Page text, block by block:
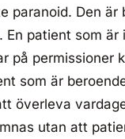
paranoid. Den
En patient som
på permissioner
som är
överleva
utan att